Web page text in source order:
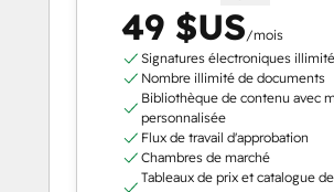
49 $US/mois
Signatures électroniques
Nombre illimité de documents
Bibliothèque de contenu avec
personnalisée
Flux de travail d'approbation
Chambres de marché
Tableaux de prix et catalogue de